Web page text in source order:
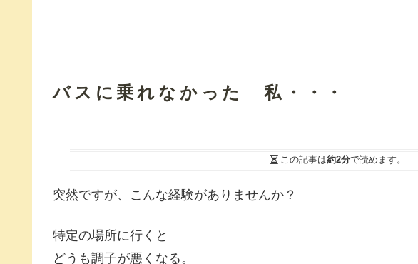
バスに乗れなかった 私・・・
この記事は約2分で読めます。
突然ですが、こんな経験がありませんか？
特定の場所に行くと
どうも調子が悪くなる。